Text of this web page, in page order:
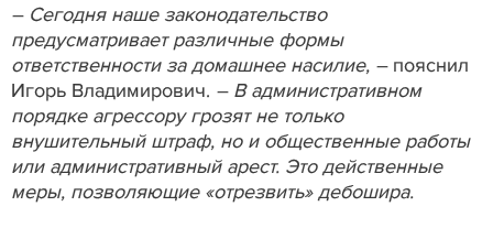
– Сегодня наше законодательство
предусматривает различные формы
ответственности за домашнее насилие, –пояснил
Игорь Владимирович. – В административном
порядке агрессору грозят не только
внушительный штраф, но и общественные работы
или административный арест. Это действенные
меры, позволяющие «отрезвить» дебошира.